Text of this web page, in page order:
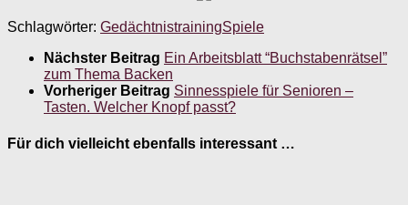
Schlagwörter: GedächtnistrainingSpiele
Nächster Beitrag Ein Arbeitsblatt “Buchstabenrätsel”
zum Thema Backen
Vorheriger Beitrag Sinnesspiele für Senioren –
Tasten. Welcher Knopf passt?
Für dich vielleicht ebenfalls interessant …